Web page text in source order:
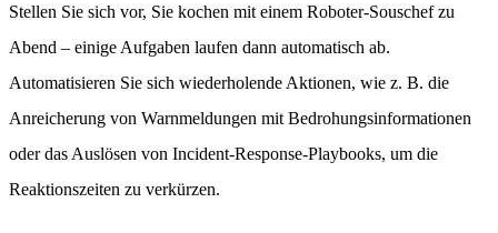
Stellen Sie sich vor, Sie kochen mit einem Roboter-Souschef zu
Abend – einige Aufgaben laufen dann automatisch ab.
Automatisieren Sie sich wiederholende Aktionen, wie z. B. die
Anreicherung von Warnmeldungen mit Bedrohungsinformationen
oder das Auslösen von Incident-Response-Playbooks, um die
Reaktionszeiten zu verkürzen.